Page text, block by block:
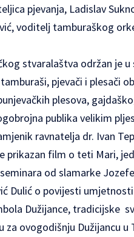
pjevanja, Ladislav
voditelj tamburaškog
stvaralaštva održan je
pjevači i plesači
plesova,
publika velikim
ravnatelja dr. Ivan
prikazan film o teti Mari,
od slamarke
Dulić o povijesti
Dužijance, tradicijske
ovogodišnju Dužijancu u